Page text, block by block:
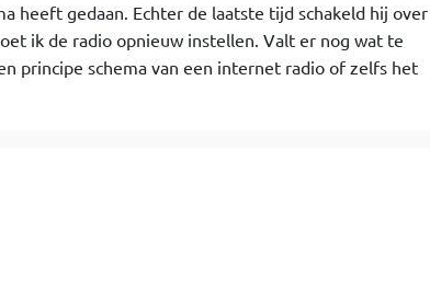
heeft gedaan. Echter de laatste tijd schakeld hij over
ik de radio opnieuw instellen. Valt er nog wat te
principe schema van een internet radio of zelfs het